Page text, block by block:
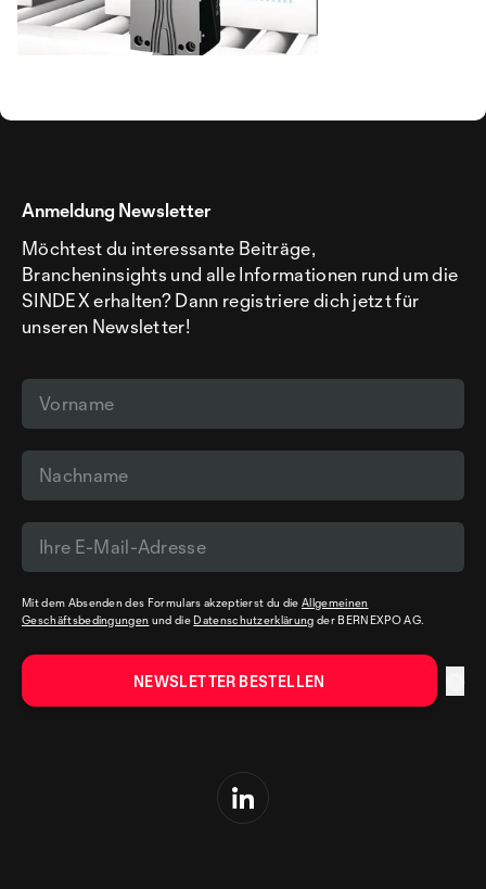
Anmeldung Newsletter
Möchtest du interessante Beiträge,
Brancheninsights und alle Informationen rund um die
SINDEX erhalten? Dann registriere dich jetzt für
unseren Newsletter!
Mit dem Absenden des Formulars akzeptierst du dieAllgemeinen
Geschäftsbedingungen und die Datenschutzerklärung der BERNEXPO AG.